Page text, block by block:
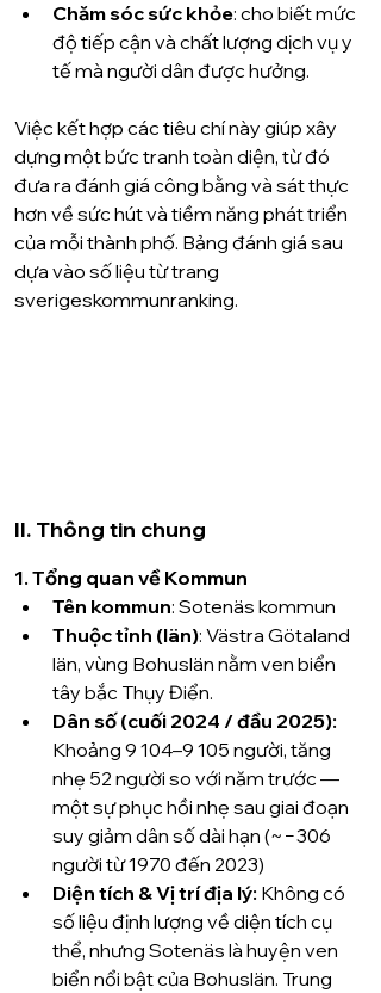
Chăm sóc sức khỏe: cho biết mức
độ tiếp cận và chất lượng dịch vụ y
tế mà người dân được hưởng.
Việc kết hợp các tiêu chí này giúp xây
dựng một bức tranh toàn diện, từ đó
đưa ra đánh giá công bằng và sát thực
hơn về sức hút và tiềm năng phát triển
của mỗi thành phố. Bảng đánh giá sau
dựa vào số liệu từ trang
sverigeskommunranking.
II. Thông tin chung
1. Tổng quan về Kommun
Tên kommun: Sotenäs kommun
Thuộc tỉnh (län): Västra Götaland
län, vùng Bohuslän nằm ven biển
tây bắc Thụy Điển.
Dân số (cuối 2024 / đầu 2025):
Khoảng 9 104–9 105 người, tăng
nhẹ 52 người so với năm trước —
một sự phục hồi nhẹ sau giai đoạn
suy giảm dân số dài hạn (~−306
người từ 1970 đến 2023)
Diện tích & Vị trí địa lý: Không có
số liệu định lượng về diện tích cụ
thể, nhưng Sotenäs là huyện ven
biển nổi bật của Bohuslän. Trung